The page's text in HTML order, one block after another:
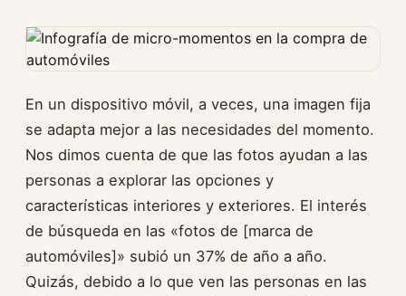
En un dispositivo móvil, a veces, una imagen fija
se adapta mejor a las necesidades del momento.
Nos dimos cuenta de que las fotos ayudan a las
personas a explorar las opciones y
características interiores y exteriores. El interés
de búsqueda en las «fotos de [marca de
automóviles]» subió un 37% de año a año.
Quizás, debido a lo que ven las personas en las